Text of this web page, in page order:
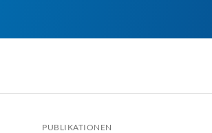
PUBLIKATIONEN